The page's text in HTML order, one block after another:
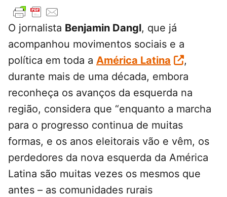
O jornalista Benjamin Dangl, que já
acompanhou movimentos sociais e a
política em toda a América Latina
,
durante mais de uma década, embora
reconheça os avanços da esquerda na
região, considera que “enquanto a marcha
para o progresso continua de muitas
formas, e os anos eleitorais vão e vêm, os
perdedores da nova esquerda da América
Latina são muitas vezes os mesmos que
antes – as comunidades rurais